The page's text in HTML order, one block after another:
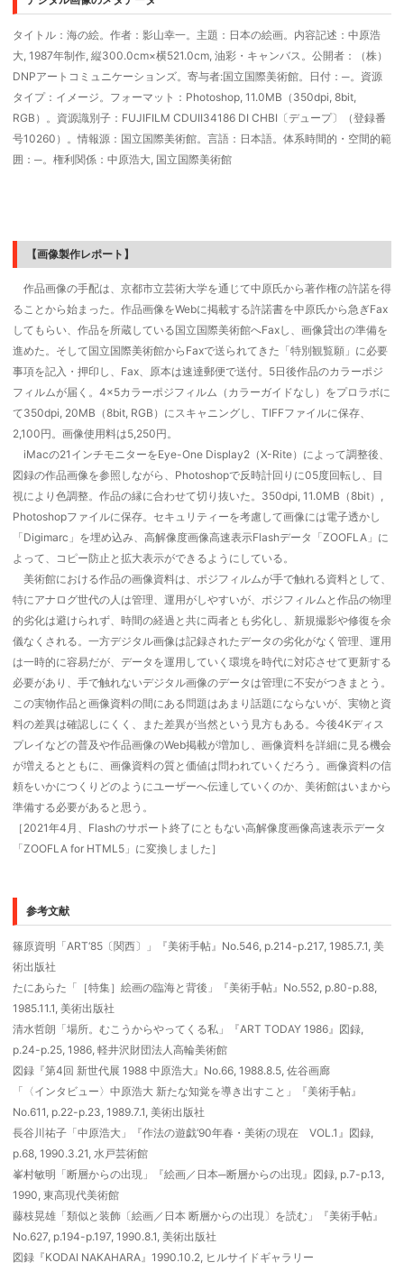
タイトル：海の絵。作者：影山幸一。主題：日本の絵画。内容記述：中原浩
大, 1987年制作, 縦300.0cm×横521.0cm, 油彩・キャンバス。公開者：（株）
DNPアートコミュニケーションズ。寄与者:国立国際美術館。日付：─。資源
タイプ：イメージ。フォーマット：Photoshop, 11.0MB（350dpi, 8bit,
RGB）。資源識別子：FUJIFILM CDUII34186 DI CHBI〔デュープ〕（登録番
号10260）。情報源：国立国際美術館。言語：日本語。体系時間的・空間的範
囲：─。権利関係：中原浩大, 国立国際美術館
【画像製作レポート】
作品画像の手配は、京都市立芸術大学を通じて中原氏から著作権の許諾を得
ることから始まった。作品画像をWebに掲載する許諾書を中原氏から急ぎFax
してもらい、作品を所蔵している国立国際美術館へFaxし、画像貸出の準備を
進めた。そして国立国際美術館からFaxで送られてきた「特別観覧願」に必要
事項を記入・押印し、Fax、原本は速達郵便で送付。5日後作品のカラーポジ
フィルムが届く。4×5カラーポジフィルム（カラーガイドなし）をプロラボに
て350dpi, 20MB（8bit, RGB）にスキャニングし、TIFFファイルに保存、
2,100円。画像使用料は5,250円。
iMacの21インチモニターをEye-One Display2（X-Rite）によって調整後、
図録の作品画像を参照しながら、Photoshopで反時計回りに05度回転し、目
視により色調整。作品の縁に合わせて切り抜いた。350dpi, 11.0MB（8bit）,
Photoshopファイルに保存。セキュリティーを考慮して画像には電子透かし
「Digimarc」を埋め込み、高解像度画像高速表示Flashデータ「ZOOFLA」に
よって、コピー防止と拡大表示ができるようにしている。
美術館における作品の画像資料は、ポジフィルムが手で触れる資料として、
特にアナログ世代の人は管理、運用がしやすいが、ポジフィルムと作品の物理
的劣化は避けられず、時間の経過と共に両者とも劣化し、新規撮影や修復を余
儀なくされる。一方デジタル画像は記録されたデータの劣化がなく管理、運用
は一時的に容易だが、データを運用していく環境を時代に対応させて更新する
必要があり、手で触れないデジタル画像のデータは管理に不安がつきまとう。
この実物作品と画像資料の間にある問題はあまり話題にならないが、実物と資
料の差異は確認しにくく、また差異が当然という見方もある。今後4Kディス
プレイなどの普及や作品画像のWeb掲載が増加し、画像資料を詳細に見る機会
が増えるとともに、画像資料の質と価値は問われていくだろう。画像資料の信
頼をいかにつくりどのようにユーザーへ伝達していくのか、美術館はいまから
準備する必要があると思う。
［2021年4月、Flashのサポート終了にともない高解像度画像高速表示データ
「ZOOFLA for HTML5」に変換しました］
参考文献
篠原資明「ART‘85〔関西〕」『美術手帖』No.546, p.214-p.217, 1985.7.1, 美
術出版社
たにあらた「［特集］絵画の臨海と背後」『美術手帖』No.552, p.80-p.88,
1985.11.1, 美術出版社
清水哲朗「場所。むこうからやってくる私」『ART TODAY 1986』図録,
p.24-p.25, 1986, 軽井沢財団法人高輪美術館
図録『第4回 新世代展 1988 中原浩大』No.66, 1988.8.5, 佐谷画廊
「〈インタビュー〉中原浩大 新たな知覚を導き出すこと」『美術手帖』
No.611, p.22-p.23, 1989.7.1, 美術出版社
長谷川祐子「中原浩大」『作法の遊戯‘90年春・美術の現在 VOL.1』図録,
p.68, 1990.3.21, 水戸芸術館
峯村敏明「断層からの出現」『絵画／日本─断層からの出現』図録, p.7-p.13,
1990, 東高現代美術館
藤枝晃雄「類似と装飾〔絵画／日本 断層からの出現〕を読む」『美術手帖』
No.627, p.194-p.197, 1990.8.1, 美術出版社
図録『KODAI NAKAHARA』1990.10.2, ヒルサイドギャラリー